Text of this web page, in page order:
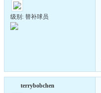
级别: 替补球员
terrybobchen